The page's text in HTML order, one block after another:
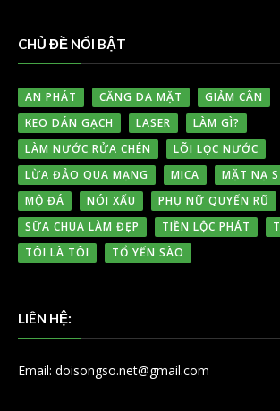
CHỦ ĐỀ NỔI BẬT
AN PHÁT CĂNG DA MẶT
GIẢM CÂN
KEO DÁN GẠCH
LASER
LÀM GÌ?
LÀM NƯỚC RỬA CHÉN
LÕI LỌC NƯỚC
LỪA ĐẢO QUA MẠNG
MICA
MẶT NẠ
MỘ ĐÁ
NÓI XẤU PHỤ NỮ QUYẾN RŨ
SỮA CHUA LÀM ĐẸP
TIỀN LỘC PHÁT
TÔI LÀ TÔI
TỔ YẾN SÀO
LIÊN HỆ:
Email: doisongso.net@gmail.com